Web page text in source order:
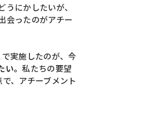
にかしたいが、
会ったのがアチー
実施したのが、今
い。私たちの要望
、アチーブメント